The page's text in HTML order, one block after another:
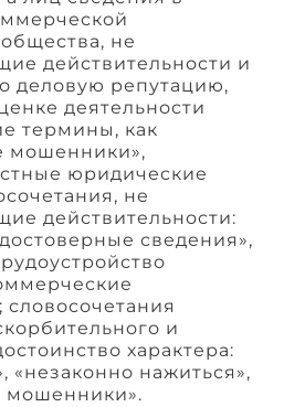
не
действительности и
деловую репутацию,
деятельности
термины, как
мошенники»,
юридические
не
действительности:
сведения»,
словосочетания
и
характера:
«незаконно нажиться»,
мошенники».